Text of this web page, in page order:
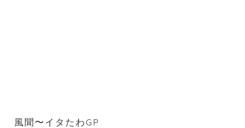
風聞〜イタたわGP